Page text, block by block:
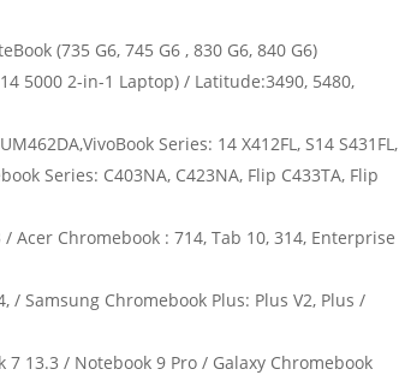
(735 G6, 745 G6 , 830 G6, 840 G6)
5000 2-in-1 Laptop) / Latitude:3490, 5480,
Series: 14 X412FL, S14 S431FL,
Series: C403NA, C423NA, Flip C433TA, Flip
Acer Chromebook : 714, Tab 10, 314, Enterprise
/ Samsung Chromebook Plus: Plus V2, Plus /
7 13.3 / Notebook 9 Pro / Galaxy Chromebook